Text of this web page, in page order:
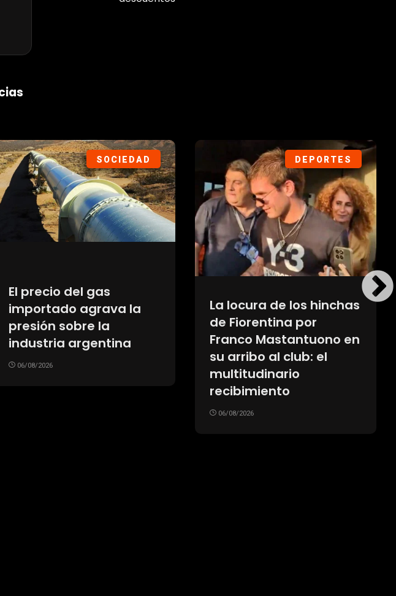
SOCIEDAD
Cuánto valor pueden
perder un auto
eléctrico y uno híbrido
después de cinco años
06/08/2026
DEPORTES
mantiene el boicot a los
Mundiales y ya no
confía en Infantino
como presidente de la
FIFA